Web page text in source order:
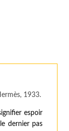
1933.
espoir
dernier pas